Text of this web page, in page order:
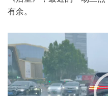
有余。
频
播
放
器